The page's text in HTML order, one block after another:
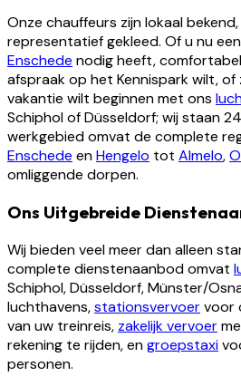
Onze chauffeurs zijn lokaal
representatief gekleed. Of u nu
Enschede nodig heeft,
afspraak op het Kennispark wilt,
vakantie wilt beginnen met ons
Schiphol of Düsseldorf; wij staan
werkgebied omvat de complete
Enschede enHengelo tot Almelo,
omliggende dorpen.
Ons Uitgebreide
Wij bieden veel meer dan alleen
complete dienstenaanbod omvat
Schiphol, Düsseldorf, Münster/
luchthavens,stationsvervoervoor
van uw treinreis, zakelijk vervoer
rekening te rijden, engroepstaxi
personen.